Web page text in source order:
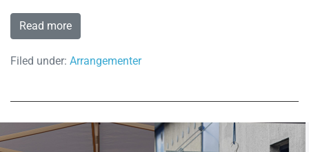
Read more
Filed under: Arrangementer